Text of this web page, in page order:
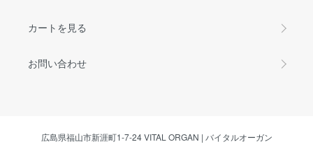
カートを見る
お問い合わせ
広島県福山市新涯町1-7-24 VITAL ORGAN | バイタルオーガン